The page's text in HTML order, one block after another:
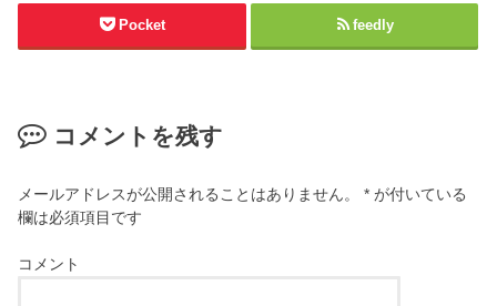
Pocket feedly
コメントを残す
メールアドレスが公開されることはありません。 * が付いている
欄は必須項目です
コメント